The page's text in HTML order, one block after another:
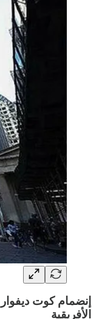
إنضمام كوت
الأفريقية